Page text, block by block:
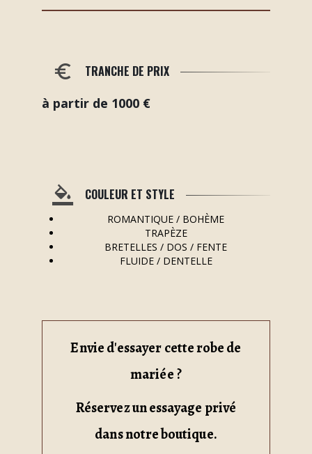
TRANCHE DE PRIX
à partir de 1000 €
COULEUR ET STYLE
ROMANTIQUE / BOHÈME
TRAPÈZE
BRETELLES / DOS / FENTE
FLUIDE / DENTELLE
Envie d'essayer cette robe de
mariée ?
Réservez un essayage privé
dans notre boutique.